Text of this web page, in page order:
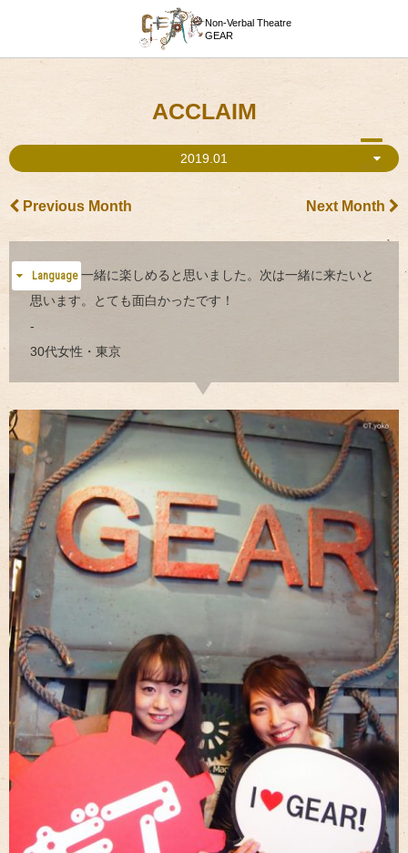
Non-Verbal Theatre
GEAR
Language
ACCLAIM
2019.01
Previous Month Next Month
子どもも一緒に楽しめると思いました。次は一緒に来たいと
思います。とても面白かったです！
-
30代女性・東京